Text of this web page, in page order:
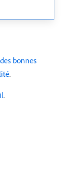
bonnes
.
.